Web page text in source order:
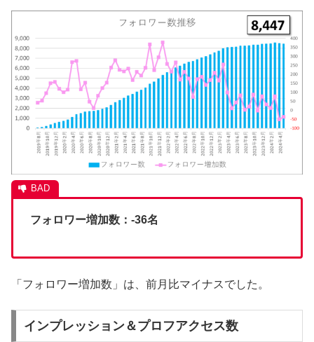
フォロワー増加数：-36名
「フォロワー増加数」は、前月比マイナスでした。
インプレッション＆プロフアクセス数